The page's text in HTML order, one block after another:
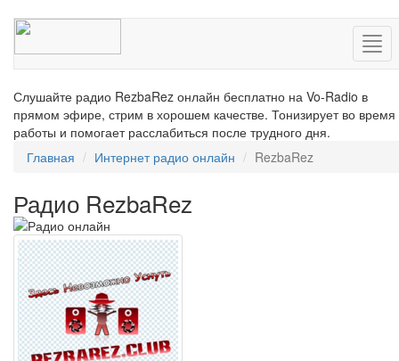
Слушайте радио RezbaRez онлайн бесплатно на Vo-Radio в
прямом эфире, стрим в хорошем качестве. Тонизирует во время
работы и помогает расслабиться после трудного дня.
Главная
Интернет радио онлайн RezbaRez
Радио RezbaRez